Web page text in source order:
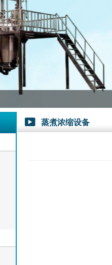
 蒸煮浓缩设备